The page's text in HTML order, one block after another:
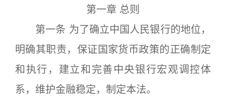
第一章 总则
第一条 为了确立中国人民银行的地位，
明确其职责，保证国家货币政策的正确制定
和执行，建立和完善中央银行宏观调控体
系，维护金融稳定，制定本法。